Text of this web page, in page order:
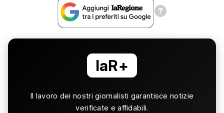
laR+
Il lavoro dei nostri giornalisti garantisce notizie
verificate e affidabili.